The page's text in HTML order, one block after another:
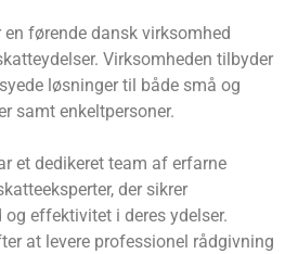
en førende dansk virksomhed
Virksomheden tilbyder
løsninger til både små og
samt enkeltpersoner.
et dedikeret team af erfarne
der sikrer
effektivitet i deres ydelser.
at levere professionel rådgivning